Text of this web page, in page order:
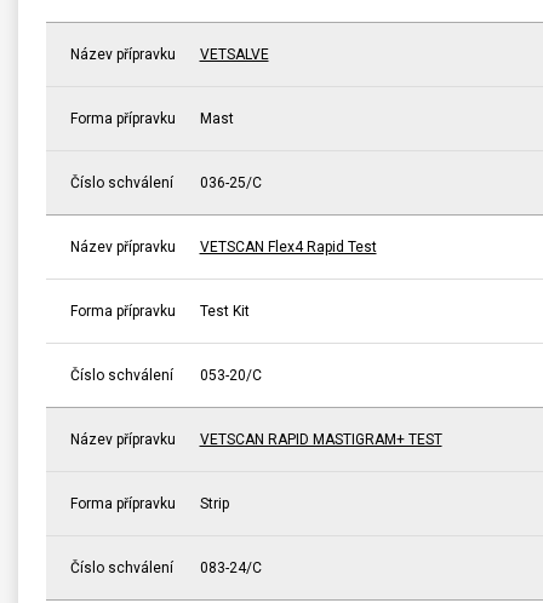
Název přípravku VETSALVE
Forma přípravku Mast
Číslo schválení 036-25/C
Název přípravku VETSCAN Flex4 Rapid Test
Forma přípravku Test Kit
Číslo schválení 053-20/C
Název přípravku VETSCAN RAPID MASTIGRAM+ TEST
Forma přípravku Strip
Číslo schválení 083-24/C